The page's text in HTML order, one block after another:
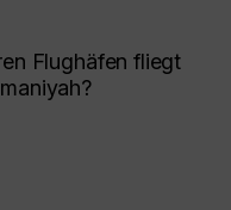
Flughäfen fliegt